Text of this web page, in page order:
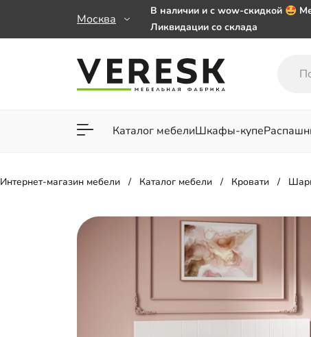
Москва
В наличии и с wow-скидкой 🤩
Ликвидации со склада
заказе от 50 000 ₽
Важно! Наш Whatsapp переехал
Каталог мебелиШкафы-купе
Для гостиной Для
Интернет-магазин мебели Каталог мебели Кровати